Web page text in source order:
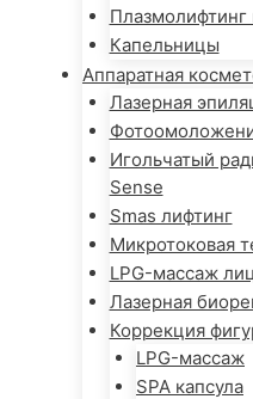
Плазмолифтинг
Капельницы
Аппаратная
Лазерная
Игольчатый
Sense
Smas лифтинг
Микротоковая
LPG-массаж
Лазерная
Коррекция
LPG-массаж
SPA капсула